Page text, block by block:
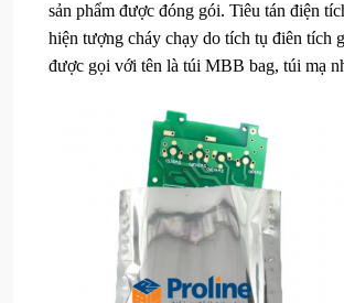
sản phẩm được đóng gói. Tiêu tán điện
hiện tượng cháy chạy do tích tụ điên tích
được gọi với tên là túi MBB bag, túi mạ